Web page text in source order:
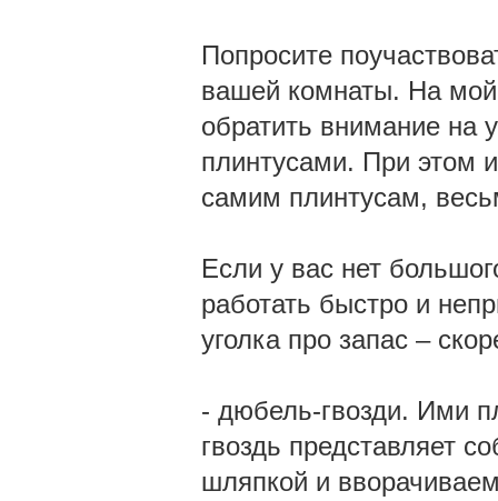
Попросите
вашей комнаты. На мой
обратить внимание на
плинтусами. При этом
самим плинтусам,
Если у вас нет
работать быстро и
уголка про запас –
- дюбель-гвозди. Ими
гвоздь представляет
шляпкой и